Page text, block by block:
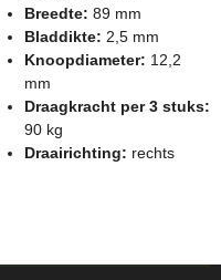
Breedte: 89 mm
Bladdikte: 2,5 mm
Knoopdiameter: 12,2
mm
Draagkracht per 3 stuks:
90 kg
Draairichting: rechts